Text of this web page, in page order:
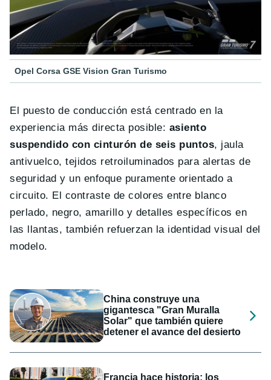
Opel Corsa GSE Vision Gran Turismo
El puesto de conducción está centrado en la
experiencia más directa posible: asiento
suspendido con cinturón de seis puntos, jaula
antivuelco, tejidos retroiluminados para alertas de
seguridad y un enfoque puramente orientado a
circuito. El contraste de colores entre blanco
perlado, negro, amarillo y detalles específicos en
las llantas, también refuerzan la identidad visual del
modelo.
China construye una
gigantesca "Gran Muralla
Solar" que también quiere
detener el avance del desierto
Francia hace historia: los